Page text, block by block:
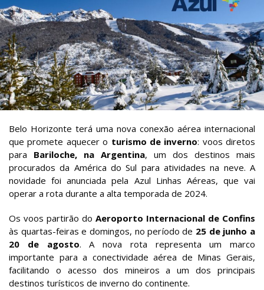
Belo Horizonte terá uma nova conexão aérea internacional
que promete aquecer o turismo de inverno: voos diretos
para Bariloche, na Argentina, um dos destinos mais
procurados da América do Sul para atividades na neve. A
novidade foi anunciada pela Azul Linhas Aéreas, que vai
operar a rota durante a alta temporada de 2024.
Os voos partirão do Aeroporto Internacional de Confins
às quartas-feiras e domingos, no período de 25 de junho a
20 de agosto. A nova rota representa um marco
importante para a conectividade aérea de Minas Gerais,
facilitando o acesso dos mineiros a um dos principais
destinos turísticos de inverno do continente.